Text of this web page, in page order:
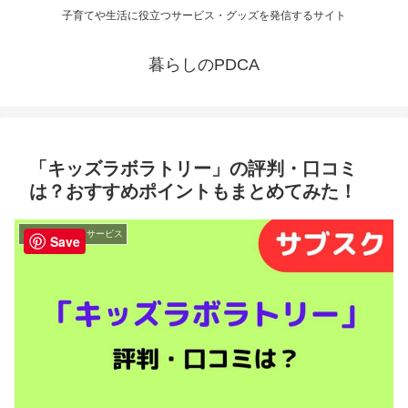
子育てや生活に役立つサービス・グッズを発信するサイト
暮らしのPDCA
「キッズラボラトリー」の評判・口コミ
は？おすすめポイントもまとめてみた！
お役立ち情報・サービス
Save